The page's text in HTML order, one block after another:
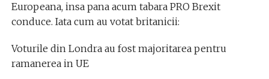
Europeana, insa pana acum tabara PRO Brexit
conduce. Iata cum au votat britanicii:
Voturile din Londra au fost majoritarea pentru
ramanerea in UE